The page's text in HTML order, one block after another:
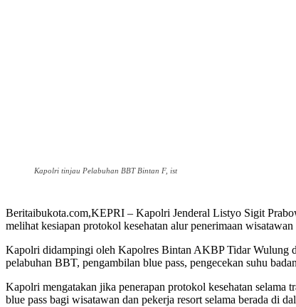
Kapolri tinjau Pelabuhan BBT Bintan F, ist
Beritaibukota.com,KEPRI – Kapolri Jenderal Listyo Sigit
melihat kesiapan protokol kesehatan alur penerimaan
Kapolri didampingi oleh Kapolres Bintan AKBP Tidar Wulung
pelabuhan BBT, pengambilan blue pass, pengecekan suhu
Kapolri mengatakan jika penerapan protokol kesehatan
blue pass bagi wisatawan dan pekerja resort selama berada di